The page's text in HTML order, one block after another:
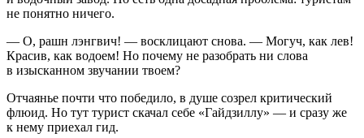
не понятно ничего.
— О, рашн лэнгвич! — восклицают снова. — Могуч, как лев!
Красив, как водоем! Но почему не разобрать ни слова
в изысканном звучании твоем?
Отчаянье почти что победило, в душе созрел критический
флюид. Но тут турист скачал себе «Гайдзиллу» — и сразу же
к нему приехал гид.